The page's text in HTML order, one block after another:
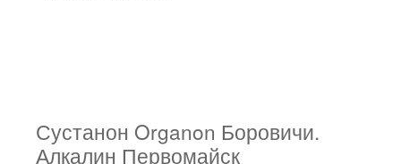
Сустанон Organon Боровичи.
Алкалин Первомайск